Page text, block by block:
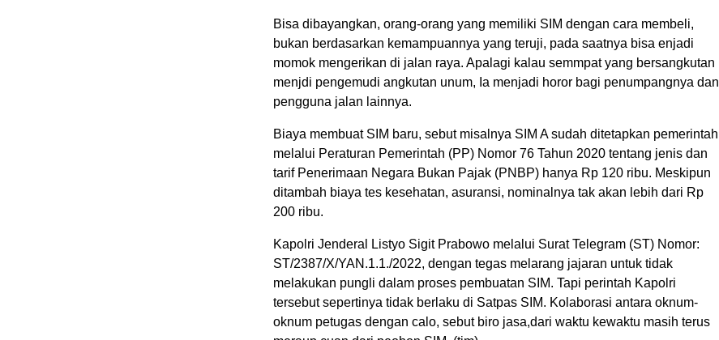
Bisa dibayangkan, orang-orang yang memiliki SIM dengan cara membeli,
bukan berdasarkan kemampuannya yang teruji, pada saatnya bisa enjadi
momok mengerikan di jalan raya. Apalagi kalau semmpat yang bersangkutan
menjdi pengemudi angkutan unum, Ia menjadi horor bagi penumpangnya dan
pengguna jalan lainnya.
Biaya membuat SIM baru, sebut misalnya SIM A sudah ditetapkan pemerintah
melalui Peraturan Pemerintah (PP) Nomor 76 Tahun 2020 tentang jenis dan
tarif Penerimaan Negara Bukan Pajak (PNBP) hanya Rp 120 ribu. Meskipun
ditambah biaya tes kesehatan, asuransi, nominalnya tak akan lebih dari Rp
200 ribu.
Kapolri Jenderal Listyo Sigit Prabowo melalui Surat Telegram (ST) Nomor:
ST/2387/X/YAN.1.1./2022, dengan tegas melarang jajaran untuk tidak
melakukan pungli dalam proses pembuatan SIM. Tapi perintah Kapolri
tersebut sepertinya tidak berlaku di Satpas SIM. Kolaborasi antara oknum-
oknum petugas dengan calo, sebut biro jasa,dari waktu kewaktu masih terus